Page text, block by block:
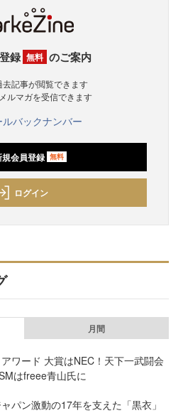
録 無料 のご案内
去記事が閲覧できます
ルマガを受信できます
ルバックナンバー
規会員登録 無料
ログイン
月間
ワード 大賞はNEC！天下一武闘会
はfreee青山氏に
パン激動の17年を支えた「黒衣」